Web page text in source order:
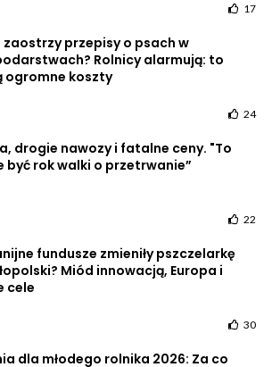
17
zaostrzy przepisy o psach w
Rolnicy alarmują: to
ogromne koszty
24
drogie nawozy i fatalne ceny. "To
być rok walki o przetrwanie”
22
fundusze zmieniły pszczelarkę
Miód innowacją, Europa i
cele
30
dla młodego rolnika 2026: Za co